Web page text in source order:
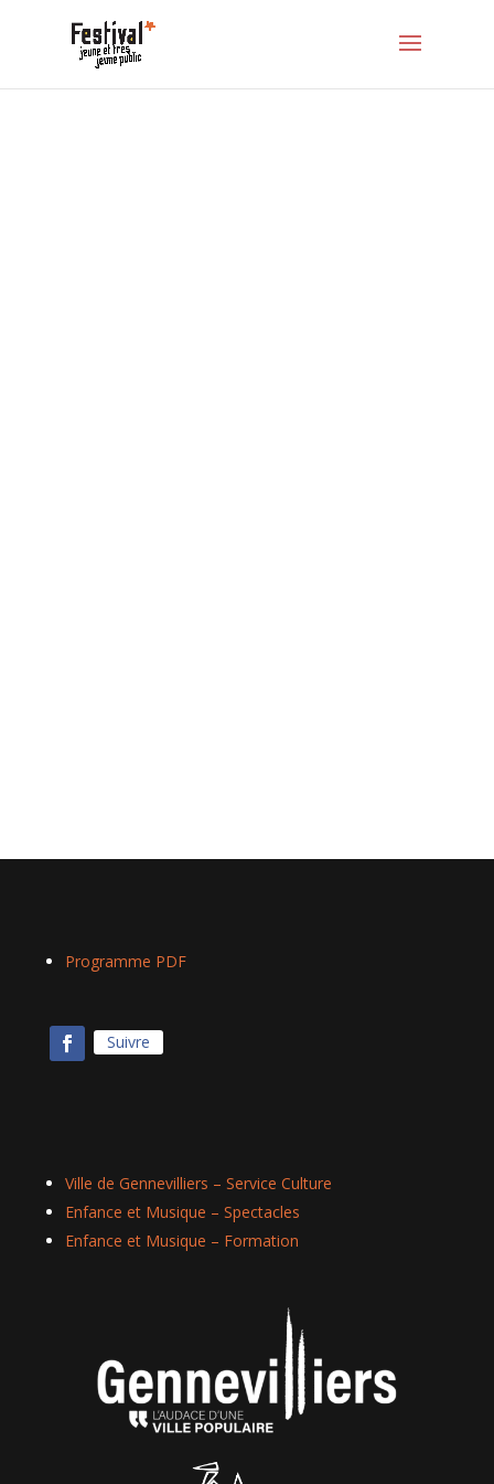
Programme PDF
Suivre
Ville de Gennevilliers – Service Culture
Enfance et Musique – Spectacles
Enfance et Musique – Formation